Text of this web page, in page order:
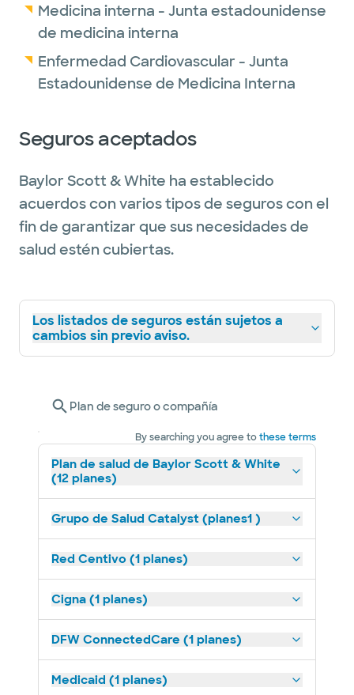
Medicina interna - Junta estadounidense
de medicina interna
Enfermedad Cardiovascular - Junta
Estadounidense de Medicina Interna
Seguros aceptados
Baylor Scott & White ha establecido
acuerdos con varios tipos de seguros con el
fin de garantizar que sus necesidades de
salud estén cubiertas.
Los listados de seguros están sujetos a
cambios sin previo aviso.
Plan de seguro o compañía
By searching you agree tothese terms
Plan de salud de Baylor Scott & White
(12 planes)
Grupo de Salud Catalyst (planes1 )
Red Centivo (1 planes)
Cigna (1 planes)
DFW ConnectedCare (1 planes)
Medicaid (1 planes)